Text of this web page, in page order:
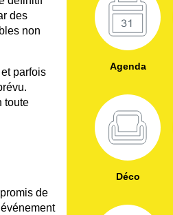
des
non
parfois
toute
de
Agenda
Déco